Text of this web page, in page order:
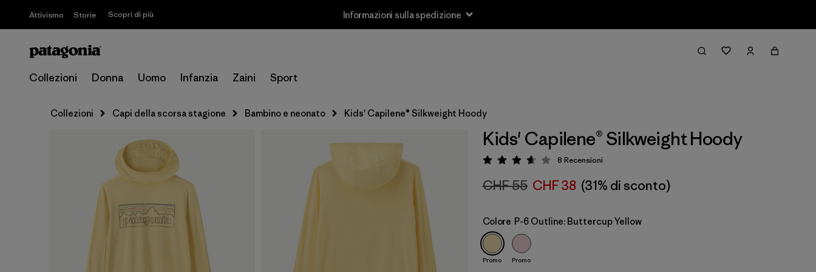
Attivismo Storie Scopri di più Informazioni sulla spedizione
Collezioni Donna Uomo Infanzia Zaini Sport
Collezioni Capi della scorsa stagione Bambino e neonato Kids' Capilene® Silkweight Hoody
Kids' Capilene® Silkweight Hoody
Valutazione: 3.6 / 5
8 Recensioni
CHF 55 CHF 38 (31% di sconto)
Colore P-6 Outline: Buttercup Yellow
Promo Promo